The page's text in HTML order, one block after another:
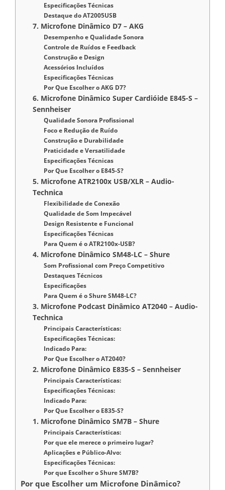
Especificações Técnicas
Destaque do AT2005USB
7. Microfone Dinâmico D7 – AKG
Desempenho e Qualidade Sonora
Controle de Ruídos e Feedback
Construção e Design
Acessórios Incluídos
Especificações Técnicas
Por Que Escolher o AKG D7?
6. Microfone Dinâmico Super Cardióide E845-S –
Sennheiser
Qualidade Sonora Profissional
Foco e Redução de Ruído
Construção e Durabilidade
Praticidade e Versatilidade
Especificações Técnicas
Por Que Escolher o E845-S?
5. Microfone ATR2100x USB/XLR – Audio-
Technica
Flexibilidade de Conexão
Qualidade de Som Impecável
Design Resistente e Funcional
Especificações Técnicas
Para Quem é o ATR2100x-USB?
4. Microfone Dinâmico SM48-LC – Shure
Som Profissional com Preço Competitivo
Destaques Técnicos
Especificações
Para Quem é o Shure SM48-LC?
3. Microfone Podcast Dinâmico AT2040 – Audio-
Technica
Principais Características:
Especificações Técnicas:
Indicado Para:
Por Que Escolher o AT2040?
2. Microfone Dinâmico E835-S – Sennheiser
Principais Características:
Especificações Técnicas:
Indicado Para:
Por Que Escolher o E835-S?
1. Microfone Dinâmico SM7B – Shure
Principais Características:
Por que ele merece o primeiro lugar?
Aplicações e Público-Alvo:
Especificações Técnicas:
Por que Escolher o Shure SM7B?
Por que Escolher um Microfone Dinâmico?